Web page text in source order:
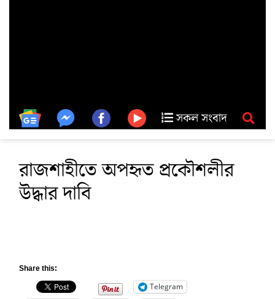
সকল সংবাদ
রাজশাহীতে অপহৃত প্রকৌশলীর
উদ্ধার দাবি
Share this:
Telegram